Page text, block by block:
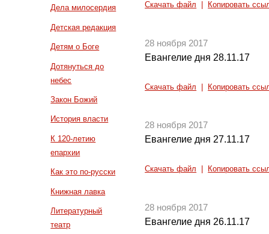
Дела милосердия
Детская редакция
Детям о Боге
Дотянуться до
небес
Закон Божий
История власти
К 120-летию
епархии
Как это по-русски
Книжная лавка
Литературный
театр
Скачать файл Копировать
28 ноября 2017
Евангелие дня 28.11.17
Скачать файл Копировать
28 ноября 2017
Евангелие дня 27.11.17
Скачать файл Копировать
28 ноября 2017
Евангелие дня 26.11.17